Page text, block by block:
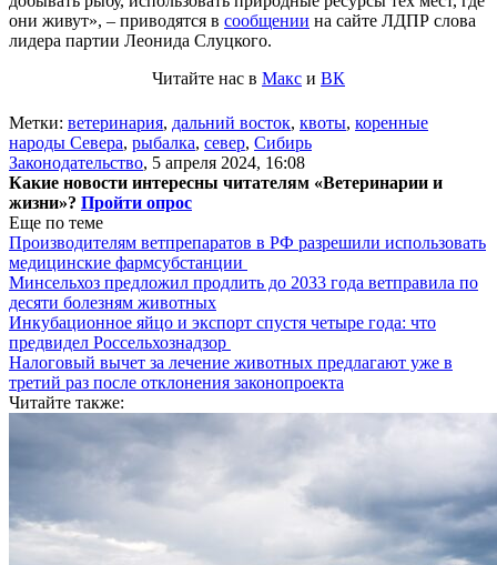
они живут», – приводятся в сообщении на сайте ЛДПР слова
лидера партии Леонида Слуцкого.
Читайте нас в Макс и ВК
Метки: ветеринария, дальний восток, квоты, коренные
народы Севера, рыбалка, север, Сибирь
Законодательство, 5 апреля 2024, 16:08
Какие новости интересны читателям «Ветеринарии и
жизни»? Пройти опрос
Еще по теме
Производителям ветпрепаратов в РФ разрешили использовать
медицинские фармсубстанции
Минсельхоз предложил продлить до 2033 года ветправила по
десяти болезням животных
Инкубационное яйцо и экспорт спустя четыре года: что
предвидел Россельхознадзор
Налоговый вычет за лечение животных предлагают уже в
третий раз после отклонения законопроекта
Читайте также: